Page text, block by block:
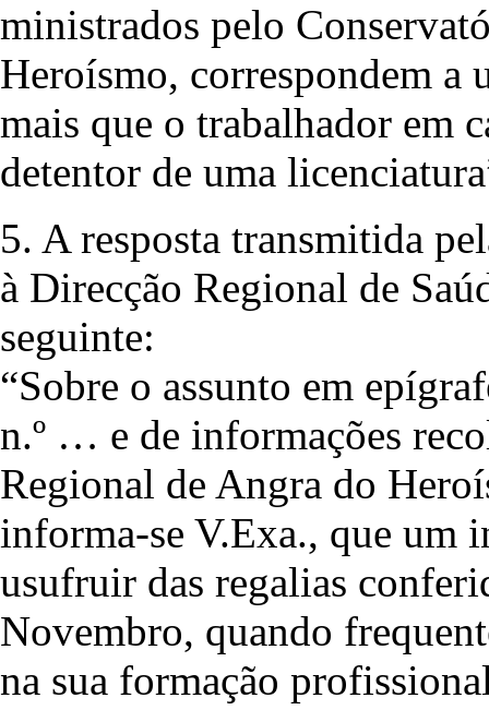
ministrados pelo
Heroísmo, correspondem
mais que o trabalhador em
detentor de uma
5. A resposta transmitida
à Direcção Regional de
seguinte:
“Sobre o assunto em
n.º … e de informações
Regional de Angra do
informa-se V.Exa., que um
usufruir das regalias
Novembro, quando
na sua formação